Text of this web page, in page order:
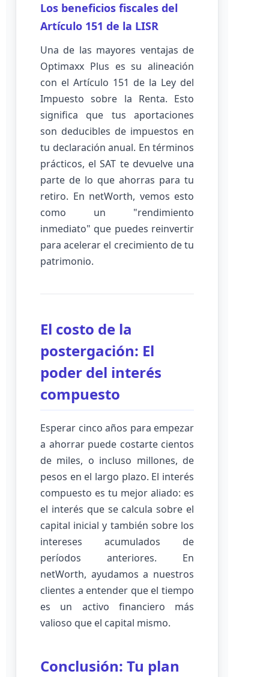
Los beneficios fiscales del
Artículo 151 de la LISR
Una de las mayores ventajas de
Optimaxx Plus es su alineación
con el Artículo 151 de la Ley del
Impuesto sobre la Renta. Esto
significa que tus aportaciones
son deducibles de impuestos en
tu declaración anual. En términos
prácticos, el SAT te devuelve una
parte de lo que ahorras para tu
retiro. En netWorth, vemos esto
como un "rendimiento
inmediato" que puedes reinvertir
para acelerar el crecimiento de tu
patrimonio.
El costo de la
postergación: El
poder del interés
compuesto
Esperar cinco años para empezar
a ahorrar puede costarte cientos
de miles, o incluso millones, de
pesos en el largo plazo. El interés
compuesto es tu mejor aliado: es
el interés que se calcula sobre el
capital inicial y también sobre los
intereses acumulados de
períodos anteriores. En
netWorth, ayudamos a nuestros
clientes a entender que el tiempo
es un activo financiero más
valioso que el capital mismo.
Conclusión: Tu plan